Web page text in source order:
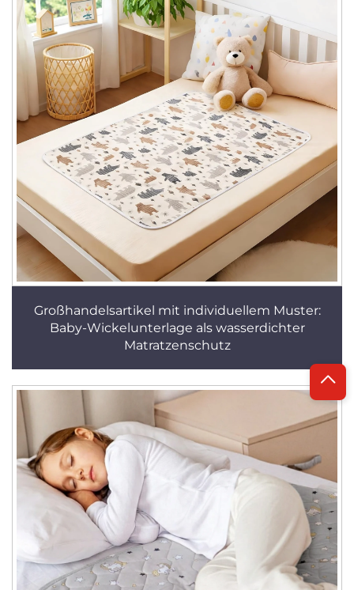
Großhandelsartikel mit individuellem Muster:
Baby-Wickelunterlage als wasserdichter
Matratzenschutz